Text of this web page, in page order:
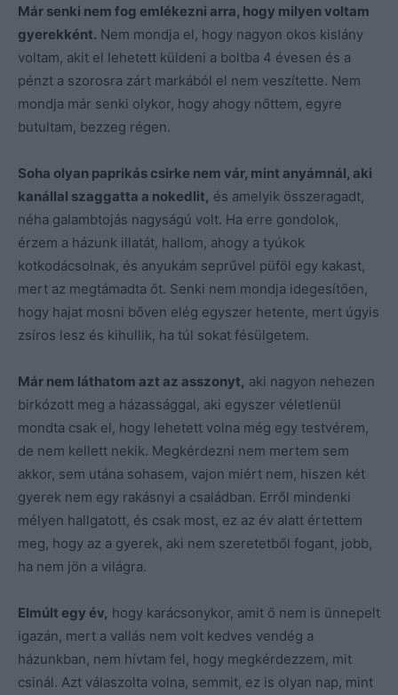
Már senki nem fog emlékezni arra, hogy milyen voltam
gyerekként. Nem mondja el, hogy nagyon okos kislány
voltam, akit el lehetett küldeni a boltba 4 évesen és a
pénzt a szorosra zárt markából el nem veszítette. Nem
mondja már senki olykor, hogy ahogy nőttem, egyre
butultam, bezzeg régen.
Soha olyan paprikás csirke nem vár, mint anyámnál, aki
kanállal szaggatta a nokedlit, és amelyik összeragadt,
néha galambtojás nagyságú volt. Ha erre gondolok,
érzem a házunk illatát, hallom, ahogy a tyúkok
kotkodácsolnak, és anyukám seprűvel püföl egy kakast,
mert az megtámadta őt. Senki nem mondja idegesítően,
hogy hajat mosni bőven elég egyszer hetente, mert úgyis
zsíros lesz és kihullik, ha túl sokat fésülgetem.
Már nem láthatom azt az asszonyt, aki nagyon nehezen
birkózott meg a házassággal, aki egyszer véletlenül
mondta csak el, hogy lehetett volna még egy testvérem,
de nem kellett nekik. Megkérdezni nem mertem sem
akkor, sem utána sohasem, vajon miért nem, hiszen két
gyerek nem egy rakásnyi a családban. Erről mindenki
mélyen hallgatott, és csak most, ez az év alatt értettem
meg, hogy az a gyerek, aki nem szeretetből fogant, jobb,
ha nem jön a világra.
Elmúlt egy év, hogy karácsonykor, amit ő nem is ünnepelt
igazán, mert a vallás nem volt kedves vendég a
házunkban, nem hívtam fel, hogy megkérdezzem, mit
csinál. Azt válaszolta volna, semmit, ez is olyan nap, mint